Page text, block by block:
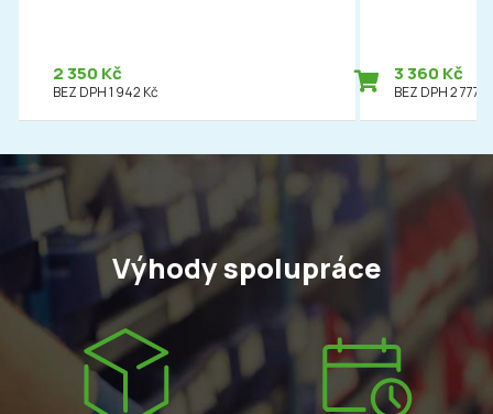
2 350 Kč
BEZ DPH 1 942 Kč
3 360 Kč
BEZ DPH 2 777
Výhody spolupráce